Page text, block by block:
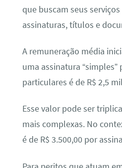
que buscam seus
assinaturas, títulos e
A remuneração média
uma assinatura “simples”
particulares é de R$ 2,5
Esse valor pode ser
mais complexas. No
é de R$ 3.500,00 por